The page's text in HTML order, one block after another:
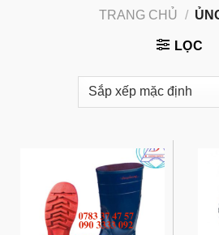
TRANG CHỦ /
LỌC